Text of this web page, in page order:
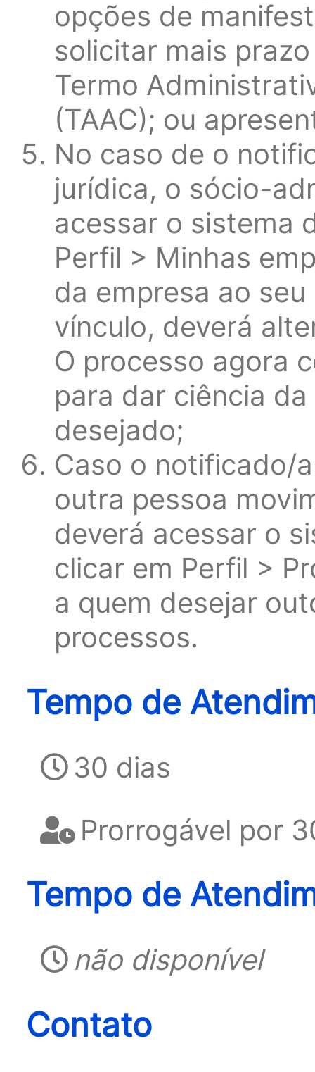
opções de
solicitar mais
Termo
(TAAC); ou
No caso de o
jurídica, o sócio-
acessar o sistema
Perfil > Minhas
da empresa ao
vínculo, deverá
O processo agora
para dar ciência
desejado;
Caso o notificado/
outra pessoa
deverá acessar o
clicar em Perfil >
a quem desejar
processos.
Tempo de
30 dias
Prorrogável por
Tempo de
não disponível
Contato